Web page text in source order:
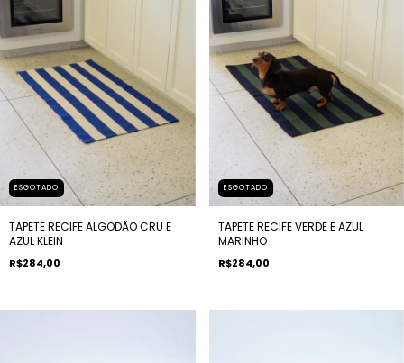
ESGOTADO
TAPETE RECIFE ALGODÃO CRU E
AZUL KLEIN
R$284,00
ESGOTADO
TAPETE RECIFE VERDE E AZUL
MARINHO
R$284,00